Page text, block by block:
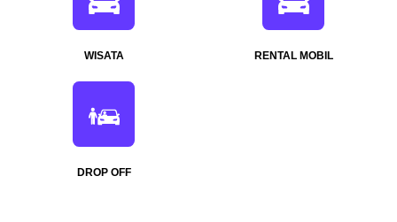
WISATA RENTAL MOBIL
DROP OFF